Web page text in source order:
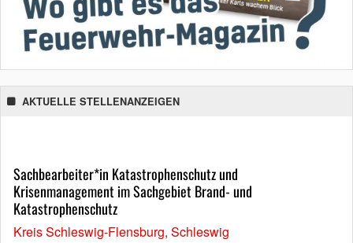
AKTUELLE STELLENANZEIGEN
Sachbearbeiter*in Katastrophenschutz und
Krisenmanagement im Sachgebiet Brand- und
Katastrophenschutz
Kreis Schleswig-Flensburg, Schleswig